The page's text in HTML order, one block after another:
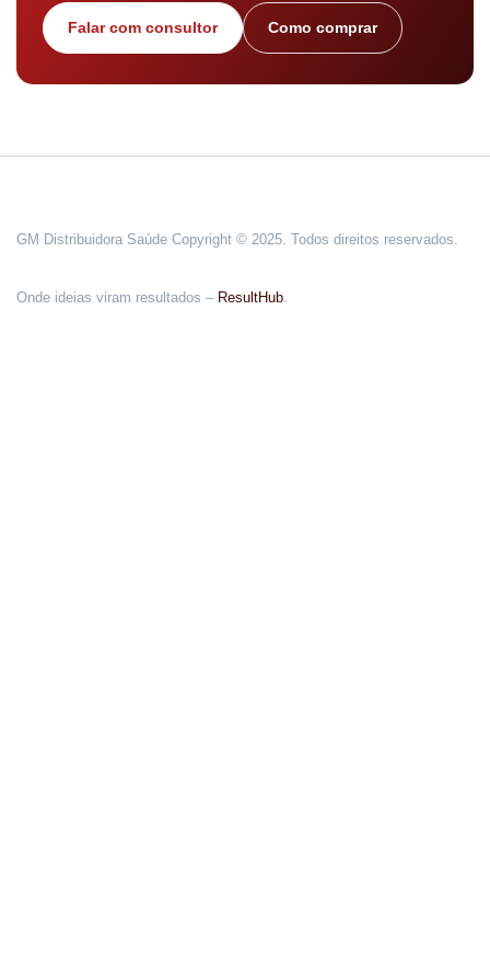
Falar com consultor Como comprar
GM Distribuidora Saúde Copyright © 2025. Todos direitos reservados.
Onde ideias viram resultados – ResultHub.